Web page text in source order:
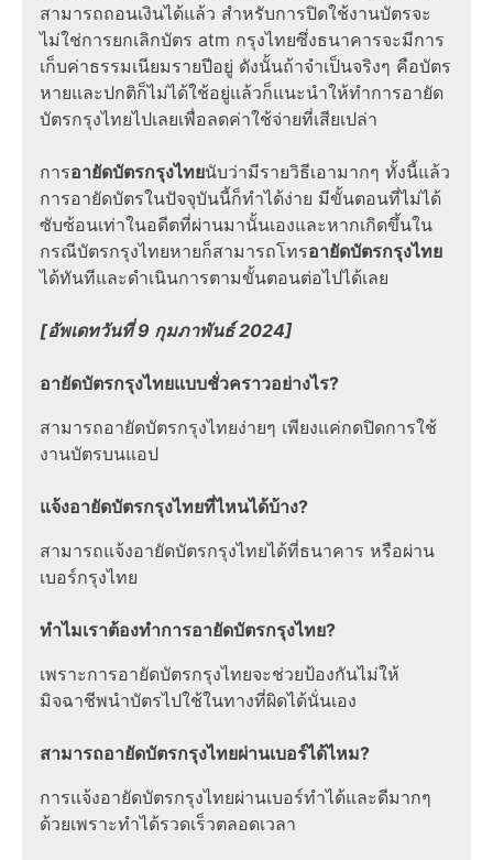
สามารถถอนเงินได้แล้ว สำหรับการปิดใช้งานบัตรจะ
ไม่ใช่การยกเลิกบัตร atm กรุงไทยซึ่งธนาคารจะมีการ
เก็บค่าธรรมเนียมรายปีอยู่ ดังนั้นถ้าจำเป็นจริงๆ คือบัตร
หายและปกติก็ไม่ได้ใช้อยู่แล้วก็แนะนำให้ทำการอายัด
บัตรกรุงไทยไปเลยเพื่อลดค่าใช้จ่ายที่เสียเปล่า
การอายัดบัตรกรุงไทยนับว่ามีรายวิธีเอามากๆ ทั้งนี้แล้ว
การอายัดบัตรในปัจจุบันนี้ก็ทำได้ง่าย มีขั้นตอนที่ไม่ได้
ซับซ้อนเท่าในอดีตที่ผ่านมานั้นเองและหากเกิดขึ้นใน
กรณีบัตรกรุงไทยหายก็สามารถโทรอายัดบัตรกรุงไทย
ได้ทันทีและดำเนินการตามขั้นตอนต่อไปได้เลย
[อัพเดทวันที่ 9 กุมภาพันธ์ 2024]
อายัดบัตรกรุงไทยแบบชั่วคราวอย่างไร?
สามารถอายัดบัตรกรุงไทยง่ายๆ เพียงแค่กดปิดการใช้
งานบัตรบนแอป
แจ้งอายัดบัตรกรุงไทยที่ไหนได้บ้าง?
สามารถแจ้งอายัดบัตรกรุงไทยได้ที่ธนาคาร หรือผ่าน
เบอร์กรุงไทย
ทำไมเราต้องทำการอายัดบัตรกรุงไทย?
เพราะการอายัดบัตรกรุงไทยจะช่วยป้องกันไม่ให้
มิจฉาชีพนำบัตรไปใช้ในทางที่ผิดได้นั่นเอง
สามารถอายัดบัตรกรุงไทยผ่านเบอร์ได้ไหม?
การแจ้งอายัดบัตรกรุงไทยผ่านเบอร์ทำได้และดีมากๆ
ด้วยเพราะทำได้รวดเร็วตลอดเวลา